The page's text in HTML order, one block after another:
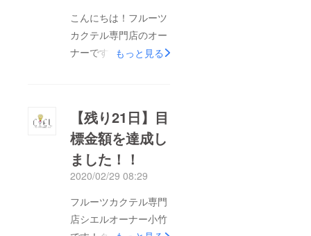
こんにちは！フルーツ
カクテル専門店のオー
ナーです。ご支援いた
いてしまいました。本
当に感謝です。話は変
わりまして‥聞いてい
ただきたいことが！・
営業さん・近所のカ
フェ店員さん・業務用
もっと見る
【残り21日】目
標金額を達成し
ました！！
2020/02/29 08:29
フルーツカクテル専門
店シエルオーナー小竹